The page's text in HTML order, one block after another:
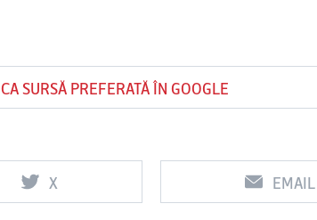
CA SURSĂ PREFERATĂ ÎN GOOGLE
X EMAIL